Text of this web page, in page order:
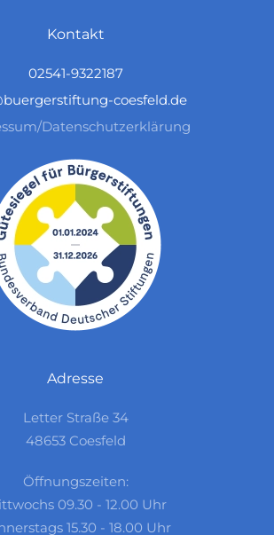
Kontakt
02541-9322187
coesfeld.de
Datenschutzerklärung
Adresse
Letter Straße 34
48653 Coesfeld
Öffnungszeiten:
09.30 - 12.00 Uhr
15.30 - 18.00 Uhr